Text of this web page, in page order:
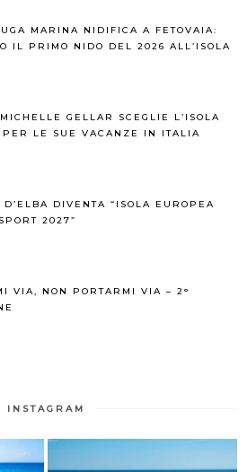
MARINA NIDIFICA A FETOVAIA:
IL PRIMO NIDO DEL 2026 ALL’ISOLA
GELLAR SCEGLIE L’ISOLA
PER LE SUE VACANZE IN ITALIA
D’ELBA DIVENTA “ISOLA EUROPEA
2027”
VIA, NON PORTARMI VIA – 2°
INSTAGRAM